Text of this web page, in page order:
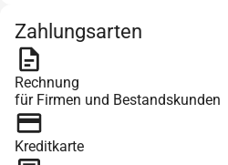
Zahlungsarten
Rechnung
für Firmen und Bestandskunden
Kreditkarte